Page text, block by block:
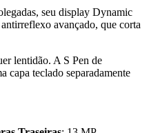
seu display Dynamic
avançado, que corta
lentidão. A S Pen de
capa teclado separadamente